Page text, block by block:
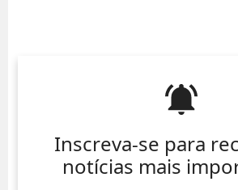
Inscreva-se para
notícias mais